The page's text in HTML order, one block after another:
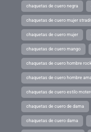
chaquetas de cuero negra
chaquetas de cuero mujer
chaquetas de cuero mujer
chaquetas de cuero mango
chaquetas de cuero hombre
chaquetas de cuero hombre
chaquetas de cuero estilo
chaquetas de cuero de dama
chaquetas de cuero dama